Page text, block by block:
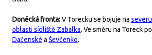
Doněcká fronta:V Torecku se bojuje na
oblasti sídliště Zabalka. Ve směru na Toreck
Dačenské a Ševčenko.